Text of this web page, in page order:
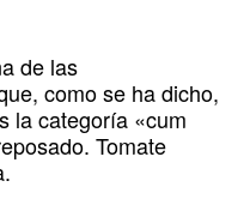
de las
como se ha dicho,
la categoría «cum
Tomate